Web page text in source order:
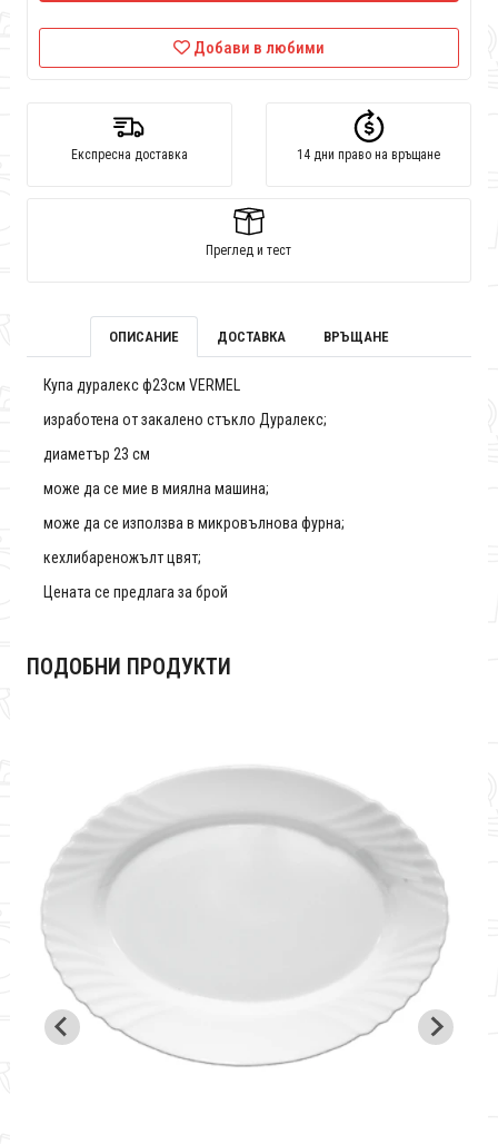
Добави в любими
Експресна доставка 14 дни право на връщане
Преглед и тест
ОПИСАНИЕ ДОСТАВКА ВРЪЩАНЕ
Купа дуралекс ф23см VERMEL
изработена от закалено стъкло Дуралекс;
диаметър 23 см
може да се мие в миялна машина;
може да се използва в микровълнова фурна;
кехлибареножълт цвят;
Цената се предлага за брой
ПОДОБНИ ПРОДУКТИ